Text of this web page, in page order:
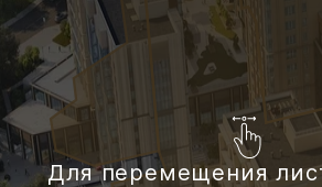
Для перемещения